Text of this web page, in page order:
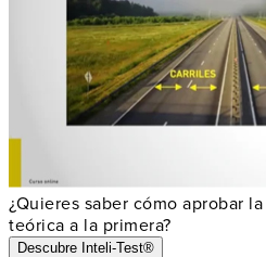
¿Quieres saber cómo aprobar la
teórica a la primera?
Descubre Inteli-Test®